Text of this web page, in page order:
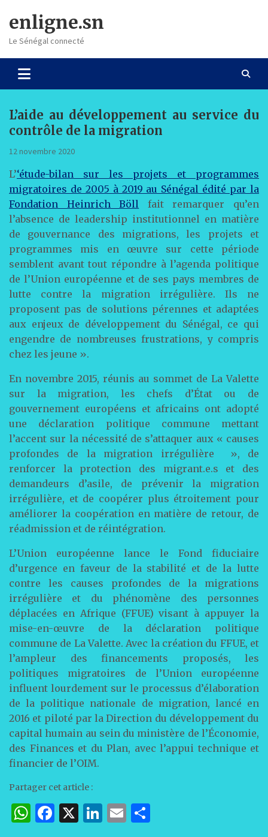
content
enligne.sn
Le Sénégal connecté
L’aide au développement au service du
contrôle de la migration
12 novembre 2020
L’‘étude-bilan sur les projets et programmes
migratoires de 2005 à 2019 au Sénégal édité par la
Fondation Heinrich Böll fait remarquer qu’en
l’absence de leadership institutionnel en matière
de gouvernance des migrations, les projets et
programmes mis en œuvre sur cette période
semblent avant tout répondre à l’agenda politique
de l’Union européenne et de ses pays membres de
lutte contre la migration irrégulière. Ils ne
proposent pas de solutions pérennes et adaptées
aux enjeux de développement du Sénégal, ce qui
engendre de nombreuses frustrations, y compris
chez les jeune ».
En novembre 2015, réunis au sommet de La Valette
sur la migration, les chefs d’État ou de
gouvernement européens et africains ont adopté
une déclaration politique commune mettant
l’accent sur la nécessité de s’attaquer aux « causes
profondes de la migration irrégulière », de
renforcer la protection des migrant.e.s et des
demandeurs d’asile, de prévenir la migration
irrégulière, et de coopérer plus étroitement pour
améliorer la coopération en matière de retour, de
réadmission et de réintégration.
L’Union européenne lance le Fond fiduciaire
d’urgence en faveur de la stabilité et de la lutte
contre les causes profondes de la migrations
irrégulière et du phénomène des personnes
déplacées en Afrique (FFUE) visant à appuyer la
mise-en-œuvre de la déclaration politique
commune de La Valette. Avec la création du FFUE, et
l’ampleur des financements proposés, les
politiques migratoires de l’Union européenne
influent lourdement sur le processus d’élaboration
de la politique nationale de migration, lancé en
2016 et piloté par la Direction du développement du
capital humain au sein du ministère de l’Économie,
des Finances et du Plan, avec l’appui technique et
financier de l’OIM.
Partager cet article :
W F
X
Li E